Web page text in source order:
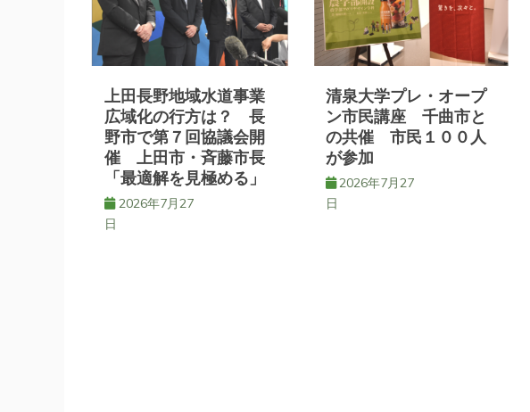
ゲ
ー
シ
ョ
ン
上田長野地域水道事業
広域化の行方は？ 長
野市で第７回協議会開
催 上田市・斉藤市長
「最適解を見極める」
2026年7月27
日
清泉大学プレ・オープ
ン市民講座 千曲市と
の共催 市民１００人
が参加
2026年7月27
日